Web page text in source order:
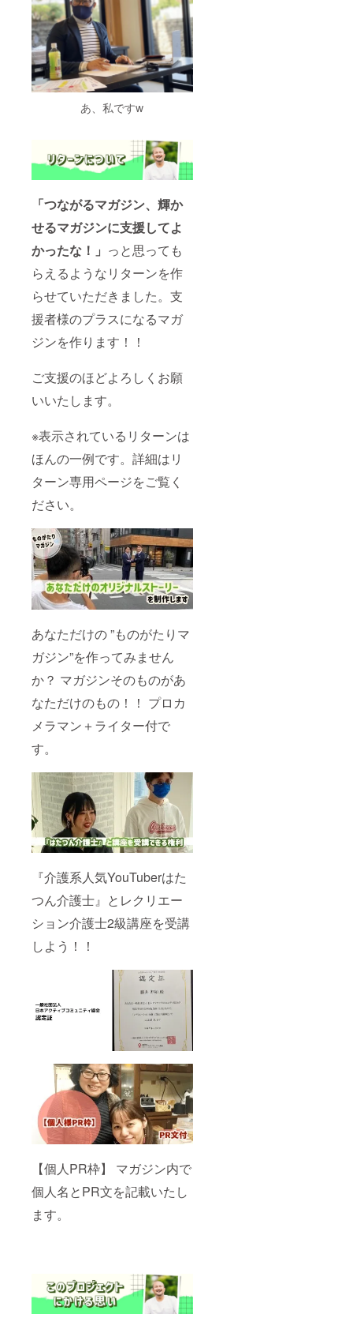
あ、私ですw
「つながるマガジン、輝か
せるマガジンに支援してよ
かったな！」 っと思っても
らえるようなリターンを作
らせていただきました。支
援者様のプラスになるマガ
ジンを作ります！！
ご支援のほどよろしくお願
いいたします。
※表示されているリターンは
ほんの一例です。詳細はリ
ターン専用ページをご覧く
ださい。
あなただけの ”ものがたりマ
ガジン”を作ってみません
か？ マガジンそのものがあ
なただけのもの！！ プロカ
メラマン＋ライター付で
す。
『介護系人気YouTuberはた
つん介護士』とレクリエー
ション介護士2級講座を受講
しよう！！
【個人PR枠】 マガジン内で
個人名とPR文を記載いたし
ます。